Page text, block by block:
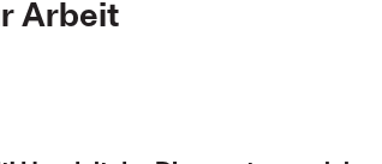
Arbeit